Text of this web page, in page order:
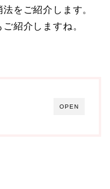
をご紹介します。
紹介しますね。
OPEN